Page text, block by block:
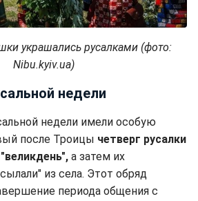
украшались русалками (фото:
Nibu.kyiv.ua)
недели
недели имели особую
после Троицы четверг русалки
а затем их
из села. Этот обряд
периода общения с